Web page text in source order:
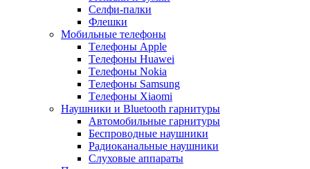
Селфи-палки
Флешки
Мобильные телефоны
Tелефоны Apple
Tелефоны Huawei
Tелефоны Nokia
Tелефоны Samsung
Tелефоны Xiaomi
Наушники и Bluetooth гарнитуры
Автомобильные гарнитуры
Беспроводные наушники
Радиоканальные наушники
Слуховые аппараты